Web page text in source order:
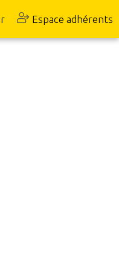
Espace adhérents